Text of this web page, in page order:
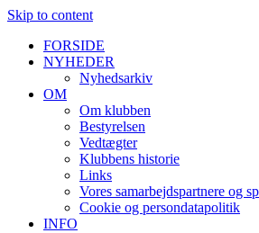
Skip to content
FORSIDE
NYHEDER
Nyhedsarkiv
OM
Om klubben
Bestyrelsen
Vedtægter
Klubbens historie
Links
Vores samarbejdspartnere og
Cookie og persondatapolitik
INFO